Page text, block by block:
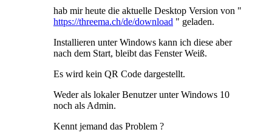
hab mir heute die aktuelle Desktop Version von "
https://threema.ch/de/download " geladen.
Installieren unter Windows kann ich diese aber
nach dem Start, bleibt das Fenster Weiß.
Es wird kein QR Code dargestellt.
Weder als lokaler Benutzer unter Windows 10
noch als Admin.
Kennt jemand das Problem ?